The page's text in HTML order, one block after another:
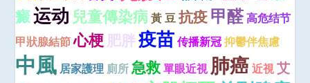
癜运动 兒童傳染病 黃 豆 抗疫甲醛高危结节
甲狀腺結節 心梗 肥胖疫苗 传播新冠 抑鬱伴焦慮
中風 居家護理 廁所 急救 單眼近視 肺癌 近視 艾